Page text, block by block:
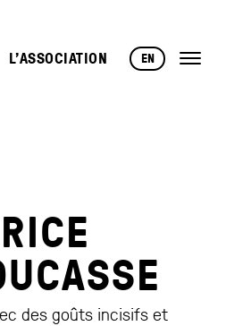
L’ASSOCIATION EN
des goûts incisifs et